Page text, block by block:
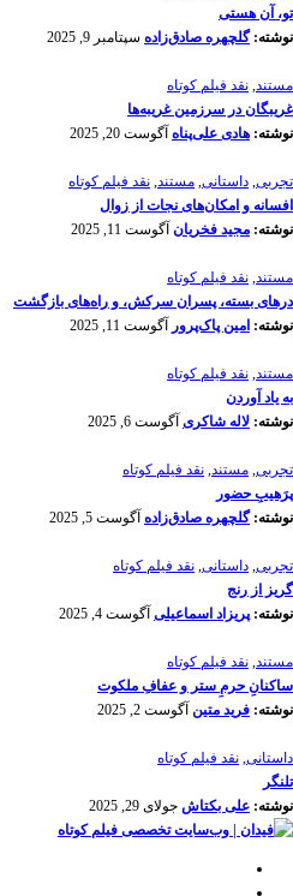
تو، آن هستی
نوشته:گلچهره صادق‌زاده سپتامبر 9, 2025
مستند, نقد فیلم کوتاه
غریبگان در سرزمین غریبه‌ها
نوشته: هادی علی‌پناه آگوست 20, 2025
تجربی, داستانی, مستند, نقد فیلم کوتاه
افسانه‌ و امکان‌های نجات از زوال
نوشته: مجید فخریان آگوست 11, 2025
مستند, نقد فیلم کوتاه
درهای بسته، پسران سرکش، و راه‌های بازگشت
نوشته: امین پاک‌پرور آگوست 11, 2025
مستند, نقد فیلم کوتاه
به یاد آوردن
نوشته: لاله شاکری آگوست 6, 2025
تجربی, مستند, نقد فیلم کوتاه
پرَهیب‌ِ حضور
نوشته:گلچهره صادق‌زاده آگوست 5, 2025
تجربی, داستانی, نقد فیلم کوتاه
گریز از رنج
نوشته:پریزاد اسماعیلی آگوست 4, 2025
مستند, نقد فیلم کوتاه
ساکنانِ حرمِ ستر و عفافِ ملکوت
نوشته: فرید متین آگوست 2, 2025
داستانی, نقد فیلم کوتاه
تلنگر
نوشته: علی بکتاش جولای 29, 2025